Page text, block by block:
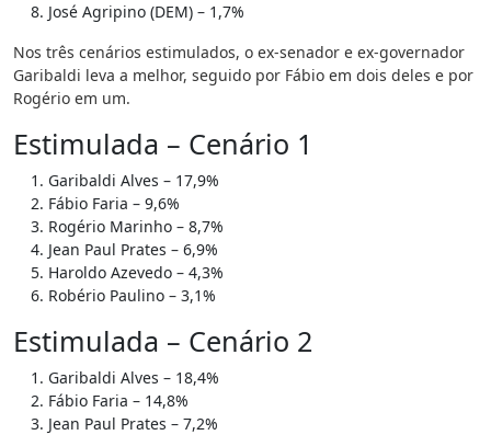
José Agripino (DEM) – 1,7%
Nos três cenários estimulados, o ex-senador e ex-governador
Garibaldi leva a melhor, seguido por Fábio em dois deles e por
Rogério em um.
Estimulada – Cenário 1
Garibaldi Alves – 17,9%
Fábio Faria – 9,6%
Rogério Marinho – 8,7%
Jean Paul Prates – 6,9%
Haroldo Azevedo – 4,3%
Robério Paulino – 3,1%
Estimulada – Cenário 2
Garibaldi Alves – 18,4%
Fábio Faria – 14,8%
Jean Paul Prates – 7,2%